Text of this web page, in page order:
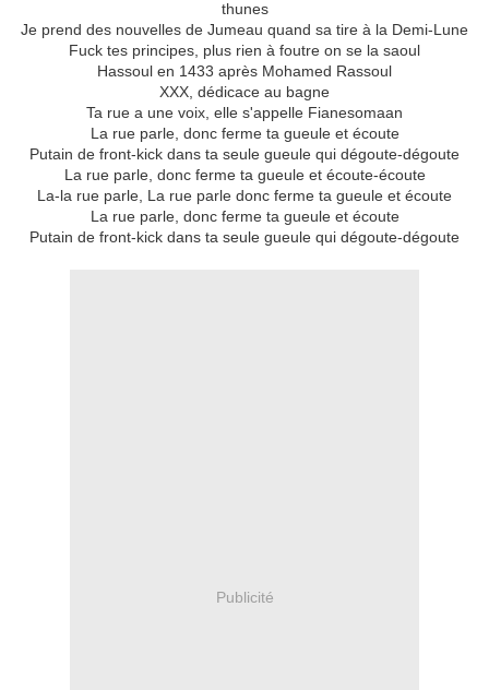
thunes
Je prend des nouvelles de Jumeau quand sa tire à la Demi-Lune
Fuck tes principes, plus rien à foutre on se la saoul
Hassoul en 1433 après Mohamed Rassoul
XXX, dédicace au bagne
Ta rue a une voix, elle s'appelle Fianesomaan
La rue parle, donc ferme ta gueule et écoute
Putain de front-kick dans ta seule gueule qui dégoute-dégoute
La rue parle, donc ferme ta gueule et écoute-écoute
La-la rue parle, La rue parle donc ferme ta gueule et écoute
La rue parle, donc ferme ta gueule et écoute
Putain de front-kick dans ta seule gueule qui dégoute-dégoute
Publicité